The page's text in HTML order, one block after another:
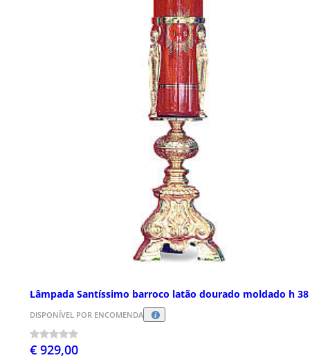
Lâmpada Santíssimo barroco latão dourado moldado h
DISPONÍVEL POR ENCOMENDA
€ 929,00